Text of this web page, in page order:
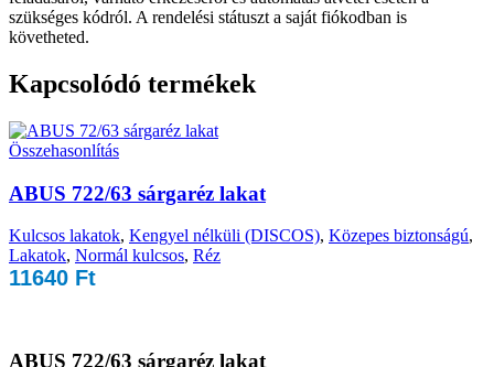
szükséges kódról. A rendelési státuszt a saját fiókodban is
követheted.
Kapcsolódó termékek
Összehasonlítás
ABUS 722/63 sárgaréz lakat
Kulcsos lakatok, Kengyel nélküli (DISCOS), Közepes biztonságú,
Lakatok, Normál kulcsos, Réz
11640 Ft
ABUS 722/63 sárgaréz lakat